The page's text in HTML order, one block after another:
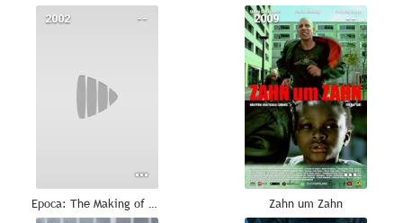
--
2002
Epoca: The Making of History
--
2009
Zahn um Zahn